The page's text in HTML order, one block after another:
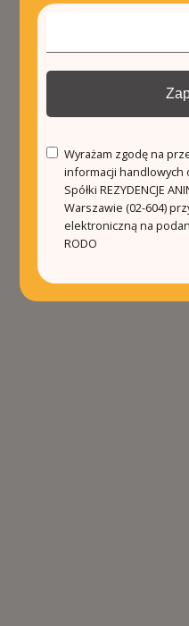
Wyrażam zgodę na
informacji handlowych
Spółki REZYDENCJE
Warszawie (02-604)
elektroniczną na
RODO